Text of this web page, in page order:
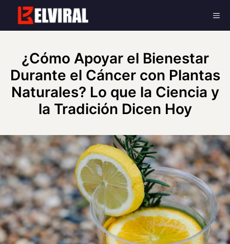
content
¿Cómo Apoyar el Bienestar
Durante el Cáncer con Plantas
Naturales? Lo que la Ciencia y
la Tradición Dicen Hoy